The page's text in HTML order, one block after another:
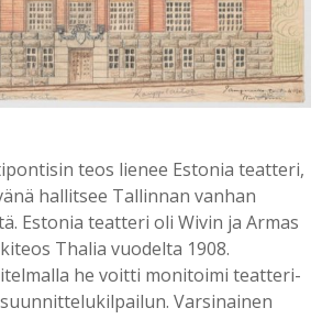
teos lienee Estonia teatteri,
hallitsee Tallinnan vanhan
Estonia teatteri oli Wivin ja Armas
Thalia vuodelta 1908.
he voitti monitoimi teatteri-
Varsinainen